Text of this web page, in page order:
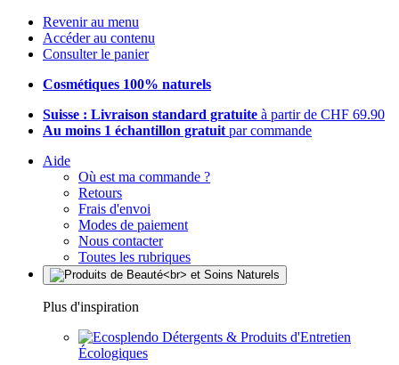
Revenir au menu
Accéder au contenu
Consulter le panier
Cosmétiques 100% naturels
Suisse : Livraison standard gratuite à partir de CHF 69.90
Au moins 1 échantillon gratuit par commande
Aide
Où est ma commande ?
Retours
Frais d'envoi
Modes de paiement
Nous contacter
Toutes les rubriques
Plus d'inspiration
Détergents & Produits d'Entretien
Écologiques